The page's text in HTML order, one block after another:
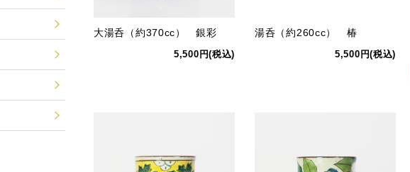
大湯呑（約370cc） 銀彩
5,500円(税込)
湯呑（約260cc） 椿
5,500円(税込)